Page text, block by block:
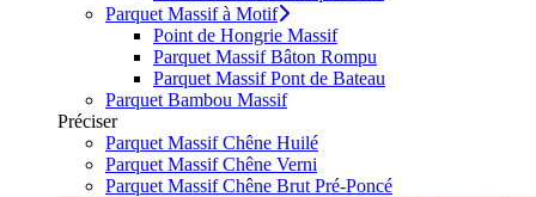
Parquet Massif à Motif
Point de Hongrie Massif
Parquet Massif Bâton Rompu
Parquet Massif Pont de Bateau
Parquet Bambou Massif
Préciser
Parquet Massif Chêne Huilé
Parquet Massif Chêne Verni
Parquet Massif Chêne Brut Pré-Poncé